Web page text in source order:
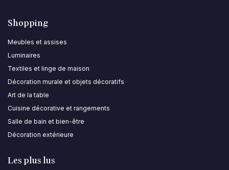
Shopping
Meubles et assises
Luminaires
Textiles et linge de maison
Décoration murale et objets décoratifs
Art de la table
Cuisine décorative et rangements
Salle de bain et bien-être
Décoration extérieure
Les plus lus